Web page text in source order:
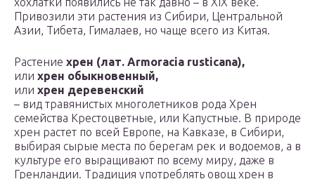
Привозили эти растения из Сибири, Центральной
Азии, Тибета, Гималаев, но чаще всего из Китая.
Растение хрен (лат. Armoracia rusticana),
или хрен обыкновенный,
или хрен деревенский
– вид травянистых многолетников рода Хрен
семейства Крестоцветные, или Капустные. В природе
хрен растет по всей Европе, на Кавказе, в Сибири,
выбирая сырые места по берегам рек и водоемов, а в
культуре его выращивают по всему миру, даже в
Гренландии. Традиция употреблять овощ хрен в